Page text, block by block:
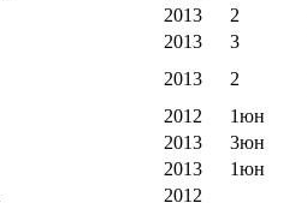
2013 2
2013 3
2013 2
2012 1юн
2013 3юн
2013 1юн
2012